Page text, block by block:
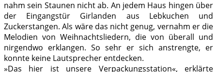
nahm sein Staunen nicht ab. An jedem Haus hingen über
der Eingangstür Girlanden aus Lebkuchen und
Zuckerstangen. Als wäre das nicht genug, vernahm er die
Melodien von Weihnachtsliedern, die von überall und
nirgendwo erklangen. So sehr er sich anstrengte, er
konnte keine Lautsprecher entdecken.
»Das hier ist unsere Verpackungsstation«, erklärte